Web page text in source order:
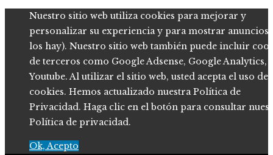
Nuestro sitio web utiliza cookies para mejorar y
personalizar su experiencia y para mostrar anuncios
los hay). Nuestro sitio web también puede incluir
de terceros como Google Adsense, Google Analytics,
Youtube. Al utilizar el sitio web, usted acepta el uso de
cookies. Hemos actualizado nuestra Política de
Privacidad. Haga clic en el botón para consultar
Política de privacidad.
Ok, Acepto